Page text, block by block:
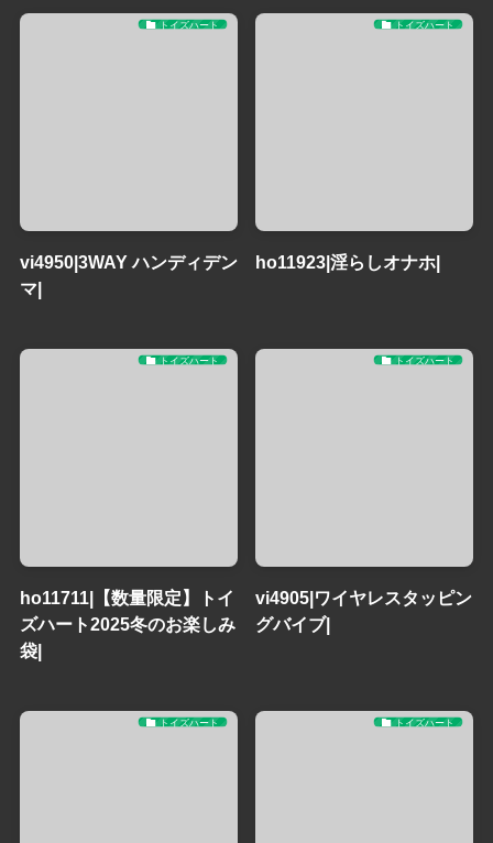
トイズハート
vi4950|3WAY ハンディデン
マ|
トイズハート
ho11923|淫らしオナホ|
トイズハート
ho11711|【数量限定】トイ
ズハート2025冬のお楽しみ
袋|
トイズハート
vi4905|ワイヤレスタッピン
グバイブ|
トイズハート トイズハート